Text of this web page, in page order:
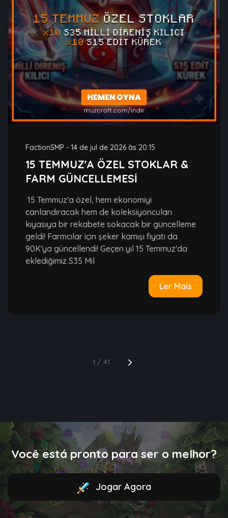
FactionSMP - 14 de jul de 2026 às 20:15
15 TEMMUZ'A ÖZEL STOKLAR &
FARM GÜNCELLEMESİ
15 Temmuz'a özel, hem ekonomiyi
canlandıracak hem de koleksiyoncuları
kıyasıya bir rekabete sokacak bir güncelleme
geldi! Farmcılar için şeker kamışı fiyatı da
90K'ya güncellendi! Geçen yıl 15 Temmuz'da
eklediğimiz S35 Mil
Ler Mais
1 / 41
Você está pronto para ser o melhor?
Jogar Agora